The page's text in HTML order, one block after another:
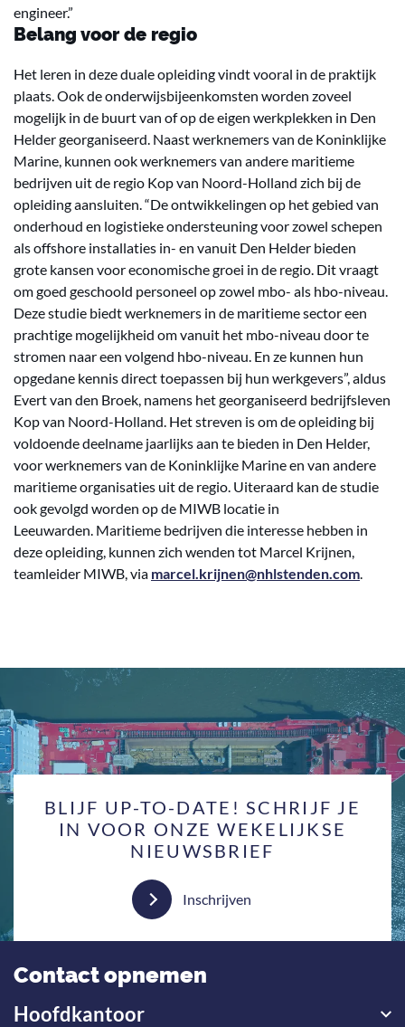
engineer.”
Belang voor de regio
Het leren in deze duale opleiding vindt vooral in de praktijk
plaats. Ook de onderwijsbijeenkomsten worden zoveel
mogelijk in de buurt van of op de eigen werkplekken in Den
Helder georganiseerd. Naast werknemers van de Koninklijke
Marine, kunnen ook werknemers van andere maritieme
bedrijven uit de regio Kop van Noord-Holland zich bij de
opleiding aansluiten. “De ontwikkelingen op het gebied van
onderhoud en logistieke ondersteuning voor zowel schepen
als offshore installaties in- en vanuit Den Helder bieden
grote kansen voor economische groei in de regio. Dit vraagt
om goed geschoold personeel op zowel mbo- als hbo-niveau.
Deze studie biedt werknemers in de maritieme sector een
prachtige mogelijkheid om vanuit het mbo-niveau door te
stromen naar een volgend hbo-niveau. En ze kunnen hun
opgedane kennis direct toepassen bij hun werkgevers”, aldus
Evert van den Broek, namens het georganiseerd bedrijfsleven
Kop van Noord-Holland. Het streven is om de opleiding bij
voldoende deelname jaarlijks aan te bieden in Den Helder,
voor werknemers van de Koninklijke Marine en van andere
maritieme organisaties uit de regio. Uiteraard kan de studie
ook gevolgd worden op de MIWB locatie in
Leeuwarden. Maritieme bedrijven die interesse hebben in
deze opleiding, kunnen zich wenden tot Marcel Krijnen,
teamleider MIWB, via marcel.krijnen@nhlstenden.com.
BLIJF UP-TO-DATE! SCHRIJF JE
IN VOOR ONZE WEKELIJKSE
NIEUWSBRIEF
Inschrijven
Contact opnemen
Hoofdkantoor